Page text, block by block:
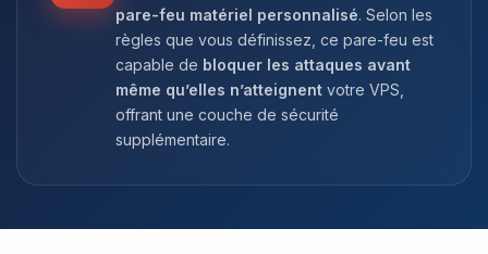
pare-feu matériel personnalisé. Selon les
règles que vous définissez, ce pare-feu est
capable de bloquer les attaques avant
même qu’elles n’atteignent votre VPS,
offrant une couche de sécurité
supplémentaire.